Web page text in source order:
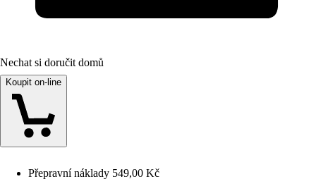
Nechat si doručit domů
Koupit on-line
Přepravní náklady 549,00 Kč